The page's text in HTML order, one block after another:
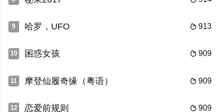
9  913
哈罗，UFO
10  909
困惑女孩
11  909
摩登仙履奇缘（粤语）
12  909
恋爱前规则